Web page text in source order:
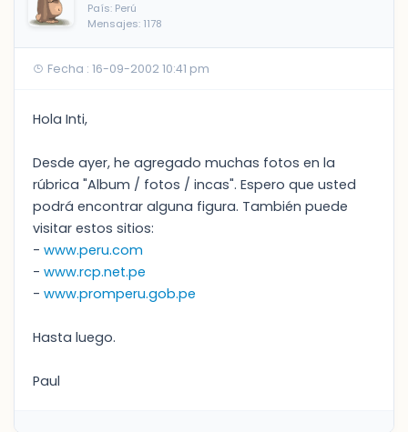
País: Perú
Mensajes: 1178
Fecha : 16-09-2002 10:41 pm
Hola Inti,
Desde ayer, he agregado muchas fotos en la
rúbrica "Album / fotos / incas". Espero que usted
podrá encontrar alguna figura. También puede
visitar estos sitios:
- www.peru.com
- www.rcp.net.pe
- www.promperu.gob.pe
Hasta luego.
Paul